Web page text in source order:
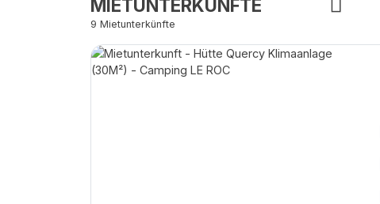
MIETUNTERKÜNFTE
9 Mietunterkünfte